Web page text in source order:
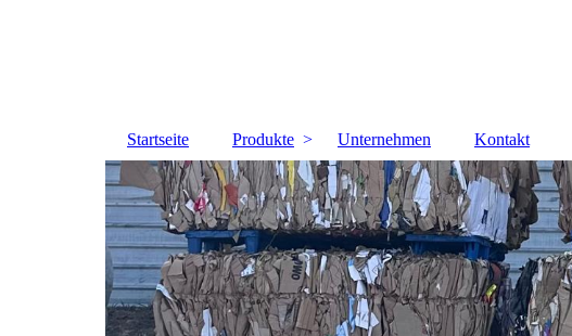
Startseite Produkte Unternehmen Kontakt